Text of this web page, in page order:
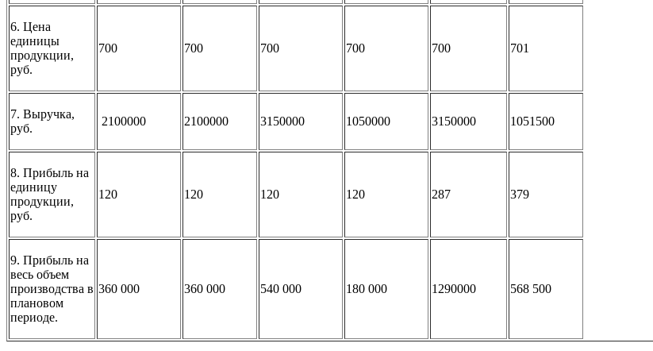
6. Цена
единицы
продукции,
руб.
700 700 700 700 700 701
7. Выручка,
руб.
2100000 2100000 3150000 1050000 3150000 1051500
8. Прибыль на
единицу
продукции,
руб.
120 120 120 120 287 379
9. Прибыль на
весь объем
производства в
плановом
периоде.
360 000 360 000 540 000 180 000 1290000 568 500